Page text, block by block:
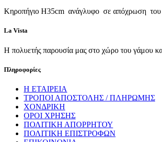
through
προϊόν
Οι
επιλογές
μπορούν
να
στη
σελίδα
του
προϊόντος
Κηροπήγιο Η35cm ανάγλυφo σε απόχρωση του
La Vista
Η πολυετής παρουσία μας στο χώρο του γάμου
Πληροφορίες
Η ΕΤΑΙΡΕΙΑ
ΤΡΟΠΟΙ ΑΠΟΣΤΟΛΗΣ / ΠΛΗΡΩΜΗΣ
ΧΟΝΔΡΙΚΗ
ΟΡΟΙ ΧΡΗΣΗΣ
ΠΟΛΙΤΙΚΗ ΑΠΟΡΡΗΤΟΥ
ΠΟΛΙΤΙΚΗ ΕΠΙΣΤΡΟΦΩΝ